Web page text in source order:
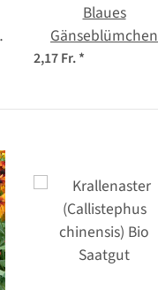
Blaues
Gänseblümchen
(Brachyscome
2,17 Fr.*